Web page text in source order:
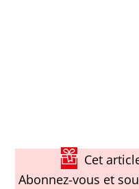
Cet
Abonnez-vous et